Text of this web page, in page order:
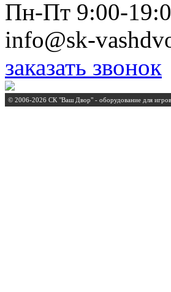
Пн-Пт 9:00-
info@sk-
заказать звонок
© 2006-2026 СК "Ваш Двор" - оборудование для